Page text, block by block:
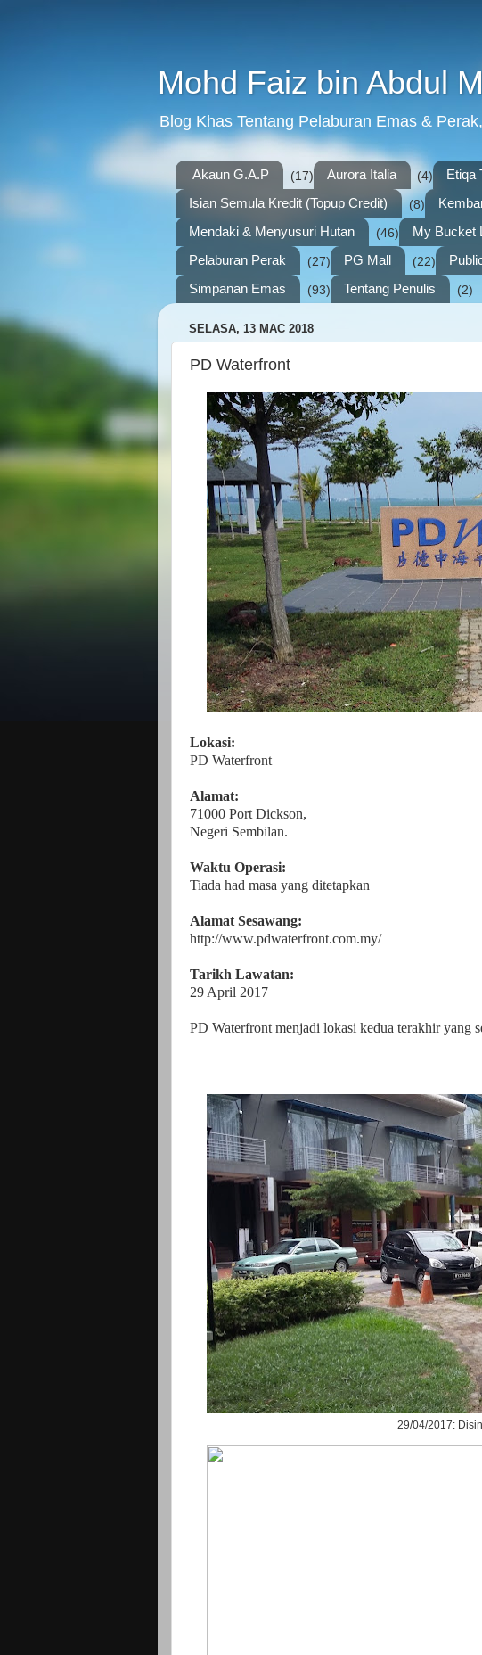
Mohd Faiz bin Abdul
Blog Khas Tentang Pelaburan Emas &
Akaun G.A.P (17) Aurora Italia (4) Etiqa
Isian Semula Kredit (Topup Credit) (8)
Mendaki & Menyusuri Hutan (46) My Bucket
Pelaburan Perak (27) PG Mall (22)
Simpanan Emas (93) Tentang Penulis (2)
SELASA, 13 MAC 2018
PD Waterfront
Lokasi:
PD Waterfront
Alamat:
71000 Port Dickson,
Negeri Sembilan.
Waktu Operasi:
Tiada had masa yang ditetapkan
Alamat Sesawang:
http://www.pdwaterfront.com.my/
Tarikh Lawatan:
29 April 2017
PD Waterfront menjadi lokasi kedua terakhir yang
29/04/2017: